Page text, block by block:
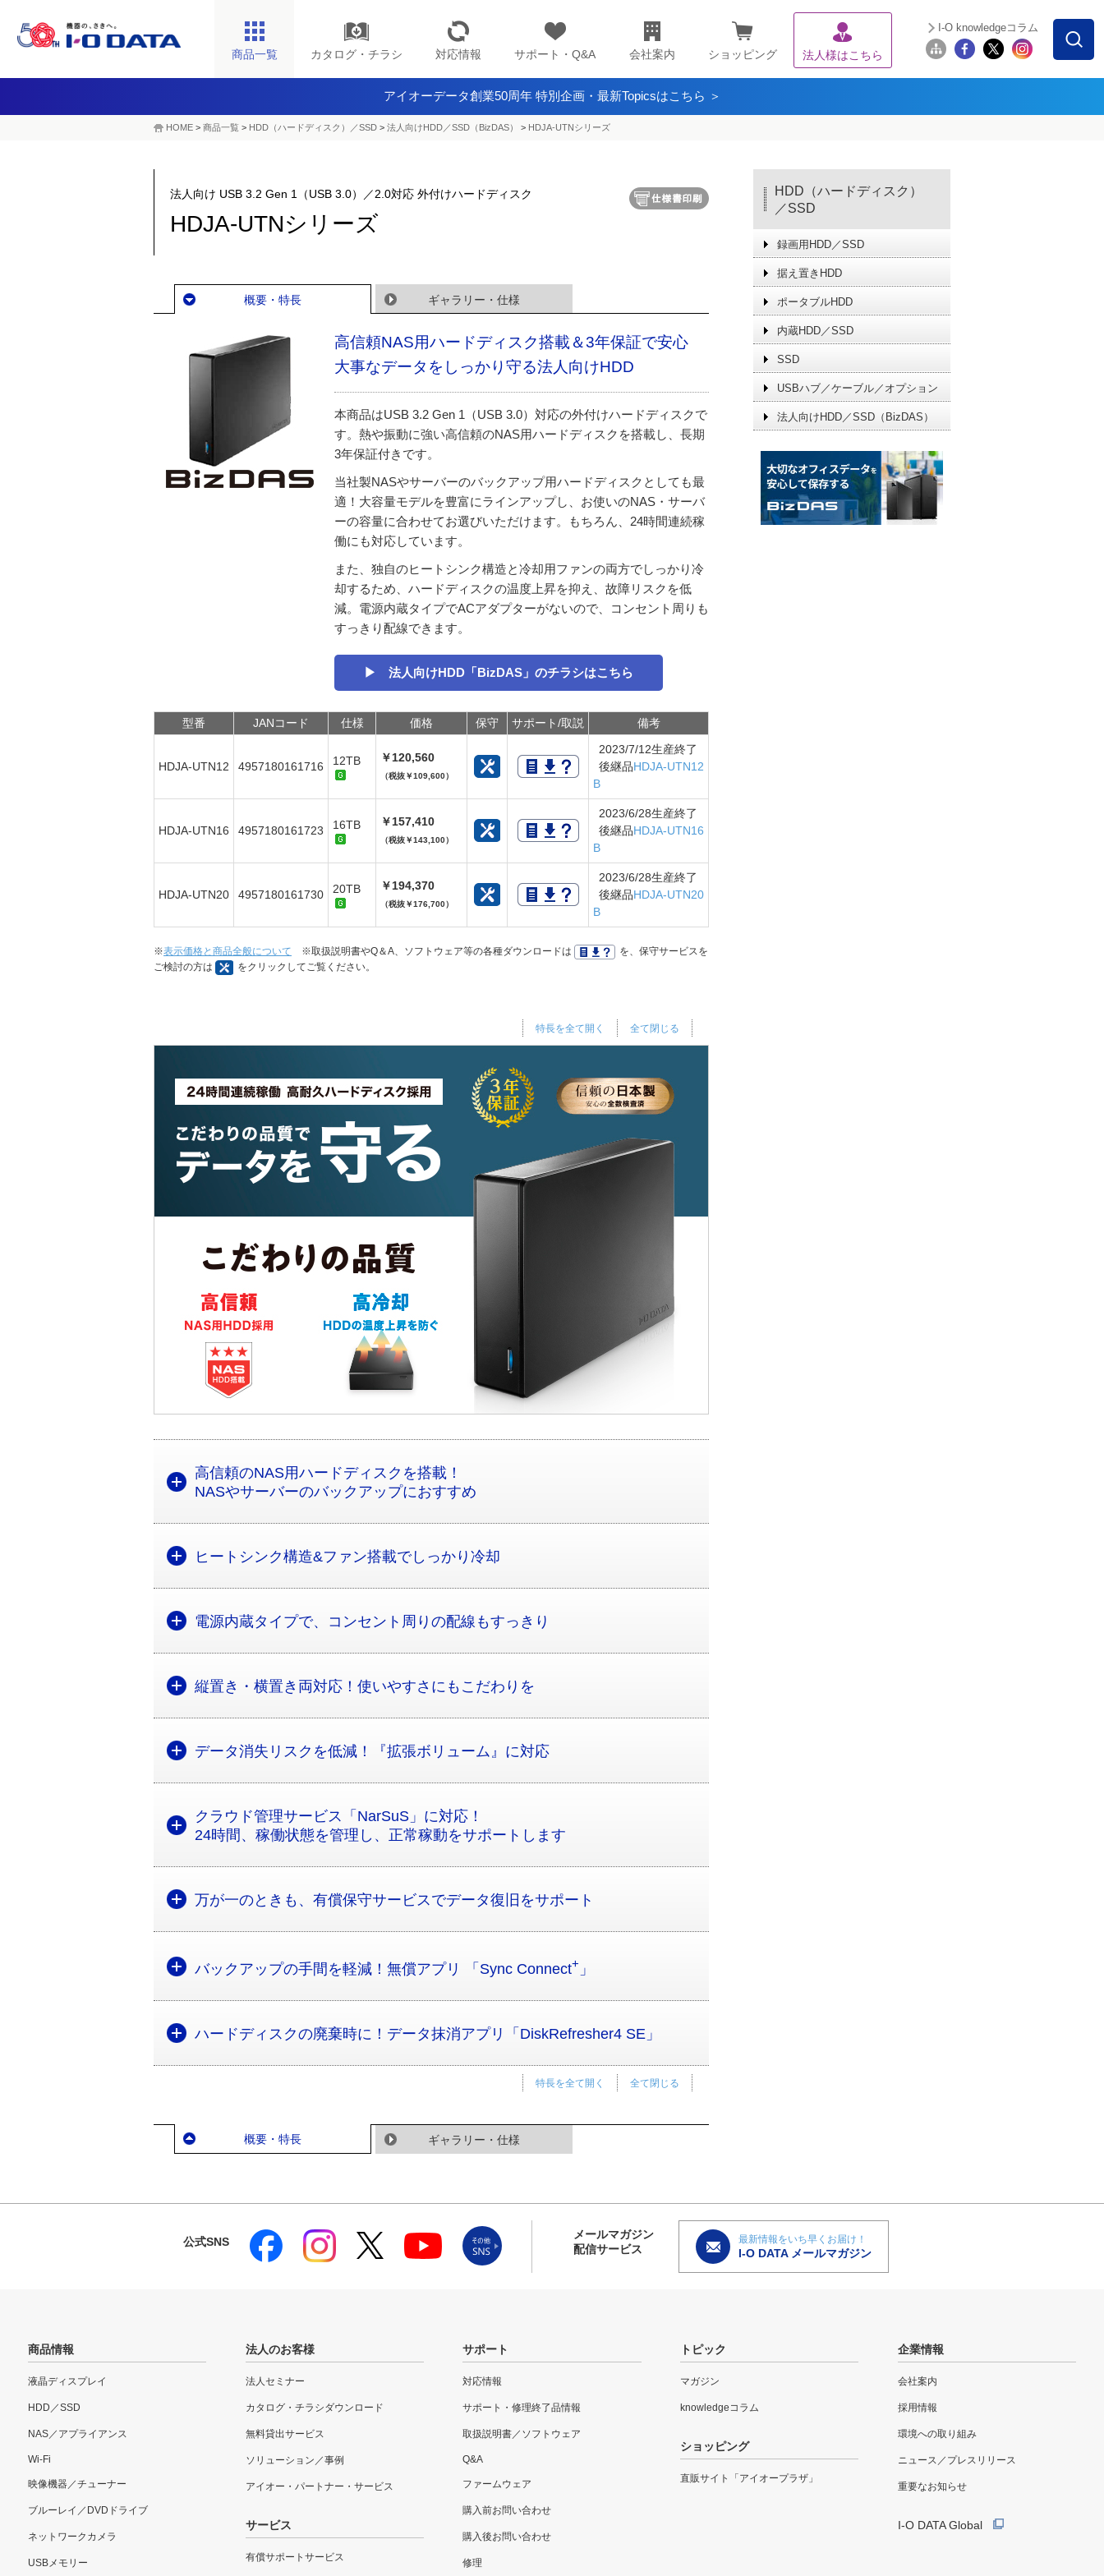
商品一覧 カタログ・チラシ 対応情報 サポート・Q&A 会社案内 ショッピング 法人様はこちら
I-O knowledgeコラム
アイオーデータ創業50周年 特別企画・最新Topicsはこちら ＞
HOME > 商品一覧 > HDD（ハードディスク）／SSD > 法人向けHDD／SSD（BizDAS） > HDJA-UTNシリーズ
法人向け USB 3.2 Gen 1（USB 3.0）／2.0対応 外付けハードディスク
HDJA-UTNシリーズ
概要・特長 ギャラリー・仕様
高信頼NAS用ハードディスク搭載＆3年保証で安心
大事なデータをしっかり守る法人向けHDD
本商品はUSB 3.2 Gen 1（USB 3.0）対応の外付けハードディスクで
す。熱や振動に強い高信頼のNAS用ハードディスクを搭載し、長期
3年保証付きです。
当社製NASやサーバーのバックアップ用ハードディスクとしても最
適！大容量モデルを豊富にラインアップし、お使いのNAS・サーバ
ーの容量に合わせてお選びいただけます。もちろん、24時間連続稼
働にも対応しています。
また、独自のヒートシンク構造と冷却用ファンの両方でしっかり冷
却するため、ハードディスクの温度上昇を抑え、故障リスクを低
減。電源内蔵タイプでACアダプターがないので、コンセント周りも
すっきり配線できます。
▶ 法人向けHDD「BizDAS」のチラシはこちら
型番 JANコード 仕様 価格 保守 サポート/取説 備考
HDJA-UTN12 4957180161716 12TB ￥120,560
（税抜￥109,600）
2023/7/12生産終了
後継品HDJA-UTN12
B
HDJA-UTN16 4957180161723 16TB ￥157,410
（税抜￥143,100）
2023/6/28生産終了
後継品HDJA-UTN16
B
HDJA-UTN20 4957180161730 20TB ￥194,370
（税抜￥176,700）
2023/6/28生産終了
後継品HDJA-UTN20
B
※表示価格と商品全般について ※取扱説明書やQ＆A、ソフトウェア等の各種ダウンロードは
を、保守サービスを
ご検討の方は
をクリックしてご覧ください。
全て閉じる
特長を全て開く
高信頼のNAS用ハードディスクを搭載！
NASやサーバーのバックアップにおすすめ
ヒートシンク構造&ファン搭載でしっかり冷却
電源内蔵タイプで、コンセント周りの配線もすっきり
縦置き・横置き両対応！使いやすさにもこだわりを
データ消失リスクを低減！『拡張ボリューム』に対応
クラウド管理サービス「NarSuS」に対応！
24時間、稼働状態を管理し、正常稼動をサポートします
万が一のときも、有償保守サービスでデータ復旧をサポート
バックアップの手間を軽減！無償アプリ 「Sync Connect+ 」
ハードディスクの廃棄時に！データ抹消アプリ「DiskRefresher4 SE」
全て閉じる
特長を全て開く
概要・特長 ギャラリー・仕様
HDD（ハードディスク）
／SSD
録画用HDD／SSD
据え置きHDD
ポータブルHDD
内蔵HDD／SSD
SSD
USBハブ／ケーブル／オプション
法人向けHDD／SSD（BizDAS）
公式SNS
メールマガジン
配信サービス
最新情報をいち早くお届け！
I-O DATA メールマガジン
商品情報
液晶ディスプレイ
HDD／SSD
NAS／アプライアンス
Wi-Fi
映像機器／チューナー
ブルーレイ／DVDドライブ
ネットワークカメラ
USBメモリー
法人のお客様
法人セミナー
カタログ・チラシダウンロード
無料貸出サービス
ソリューション／事例
アイオー・パートナー・サービス
サービス
有償サポートサービス
サポート
対応情報
サポート・修理終了品情報
取扱説明書／ソフトウェア
Q&A
ファームウェア
購入前お問い合わせ
購入後お問い合わせ
修理
トピック
マガジン
knowledgeコラム
ショッピング
直販サイト「アイオープラザ」
企業情報
会社案内
採用情報
環境への取り組み
ニュース／プレスリリース
重要なお知らせ
I-O DATA Global